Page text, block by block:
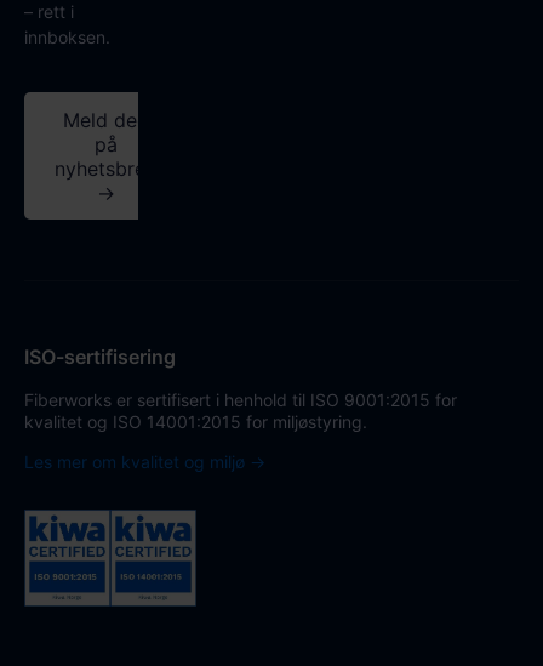
– rett i
innboksen.
Meld deg
på
nyhetsbrev
→
ISO-sertifisering
Fiberworks er sertifisert i henhold til ISO 9001:2015 for
kvalitet og ISO 14001:2015 for miljøstyring.
Les mer om kvalitet og miljø →